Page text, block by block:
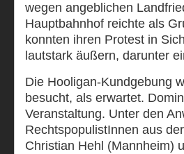
wegen angeblichen
Hauptbahnhof reichte als
konnten ihren Protest in
lautstark äußern, darunter
Die Hooligan-Kundgebung
besucht, als erwartet.
Veranstaltung. Unter den
RechtspopulistInnen aus
Christian Hehl (Mannheim)